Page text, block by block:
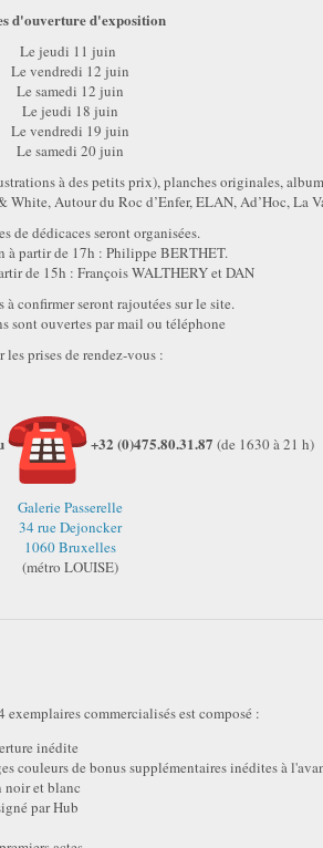
d'ouverture d'exposition
Le jeudi 11 juin
Le vendredi 12 juin
Le samedi 12 juin
Le jeudi 18 juin
Le vendredi 19 juin
Le samedi 20 juin
à des petits prix), planches originales,
Autour du Roc d’Enfer, ELAN, Ad’Hoc, La
de dédicaces seront organisées.
à partir de 17h : Philippe BERTHET.
de 15h : François WALTHERY et DAN
à confirmer seront rajoutées sur le site.
sont ouvertes par mail ou téléphone
les prises de rendez-vous :
+32 (0)475.80.31.87 (de 1630 à 21 h)
Galerie Passerelle
34 rue Dejoncker
1060 Bruxelles
(métro LOUISE)
commercialisés est composé :
inédite
couleurs de bonus supplémentaires inédites à
noir et blanc
par Hub